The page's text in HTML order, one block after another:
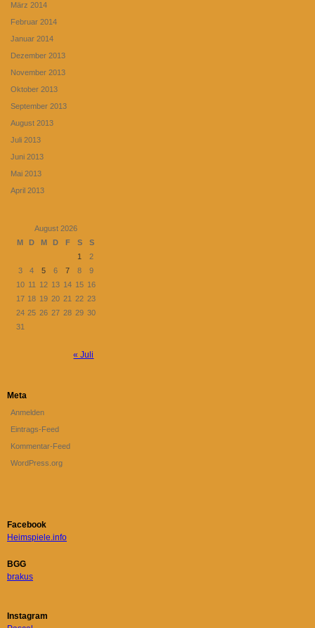
März 2014
Februar 2014
Januar 2014
Dezember 2013
November 2013
Oktober 2013
September 2013
August 2013
Juli 2013
Juni 2013
Mai 2013
April 2013
August 2026
M
D M D F S
S
1
2
3
4 5 6 7 8
9
10 11 12 13 14 15 16
17 18 19 20 21 22 23
24 25 26 27 28 29 30
31
« Juli
Meta
Anmelden
Eintrags-Feed
Kommentar-Feed
WordPress.org
Facebook
Heimspiele.info
BGG
brakus
Instagram